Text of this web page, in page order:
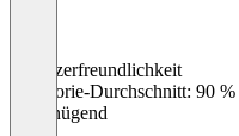
Benutzerfreundlichkeit
Kategorie-Durchschnitt: 90 %
Ungenügend